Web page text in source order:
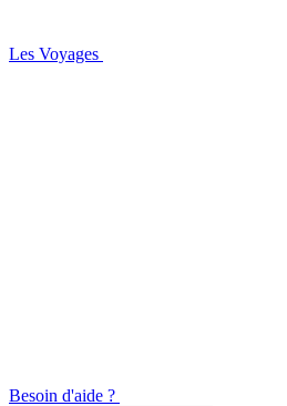
Les Voyages
Besoin d'aide ?